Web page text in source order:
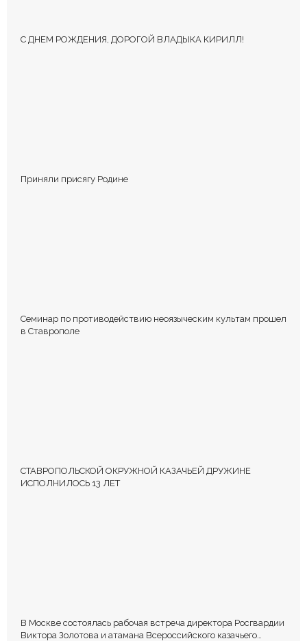
С ДНЕМ РОЖДЕНИЯ, ДОРОГОЙ ВЛАДЫКА КИРИЛЛ!
Приняли присягу Родине
Семинар по противодействию неоязыческим культам прошел
в Ставрополе
СТАВРОПОЛЬСКОЙ ОКРУЖНОЙ КАЗАЧЬЕЙ ДРУЖИНЕ
ИСПОЛНИЛОСЬ 13 ЛЕТ
В Москве состоялась рабочая встреча директора Росгвардии
Виктора Золотова и атамана Всероссийского казачьего